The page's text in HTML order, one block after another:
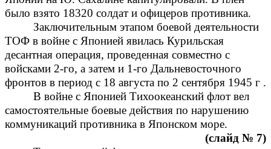
было взято 18320 солдат и офицеров противника.
Заключительным этапом боевой деятельности
ТОФ в войне с Японией явилась Курильская
десантная операция, проведенная совместно с
войсками 2-го, а затем и 1-го Дальневосточного
фронтов в период с 18 августа по 2 сентября 1945 г .
В войне с Японией Тихоокеанский флот вел
самостоятельные боевые действия по нарушению
коммуникаций противника в Японском море.
(слайд № 7)